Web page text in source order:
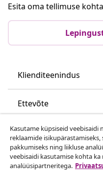
Esita oma tellimuse
Klienditeenindus
Ettevõte
vidaXL
Vaata rohkem
Kasutame küpsiseid veebisaidi
reklaamide
pakkumiseks ning liikluse
veebisaidi kasutamise kohta
analüüsipartneritega.